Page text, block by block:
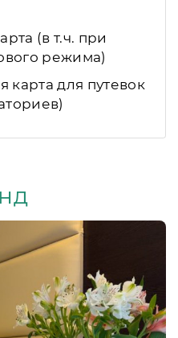
(в т.ч. при
режима)
карта для путевок